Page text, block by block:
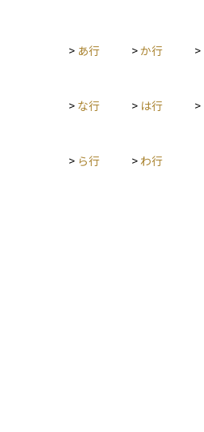
> あ行 >か行 >
> な行 > は行 >
> ら行 > わ行